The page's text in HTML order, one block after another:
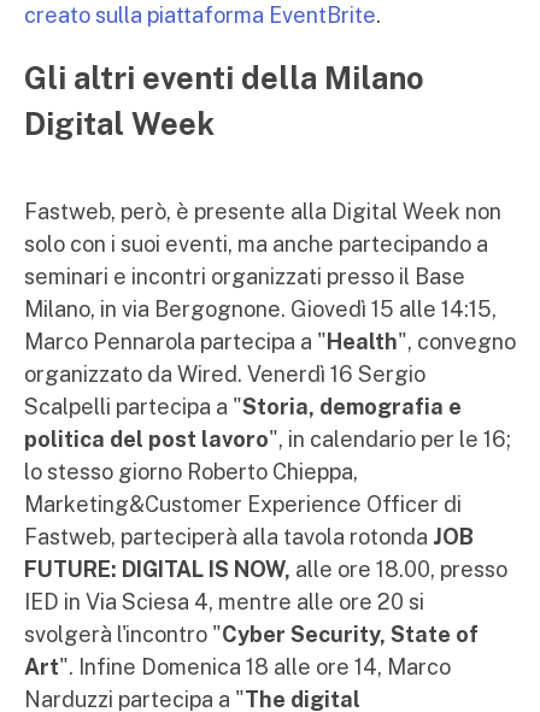
creato sulla piattaforma EventBrite.
Gli altri eventi della Milano
Digital Week
Fastweb, però, è presente alla Digital Week non
solo con i suoi eventi, ma anche partecipando a
seminari e incontri organizzati presso il Base
Milano, in via Bergognone. Giovedì 15 alle 14:15,
Marco Pennarola partecipa a "Health", convegno
organizzato da Wired. Venerdì 16 Sergio
Scalpelli partecipa a "Storia, demografia e
politica del post lavoro", in calendario per le 16;
lo stesso giorno Roberto Chieppa,
Marketing&Customer Experience Officer di
Fastweb, parteciperà alla tavola rotonda JOB
FUTURE: DIGITAL IS NOW, alle ore 18.00, presso
IED in Via Sciesa 4, mentre alle ore 20 si
svolgerà l'incontro "Cyber Security, State of
Art". Infine Domenica 18 alle ore 14, Marco
Narduzzi partecipa a "The digital